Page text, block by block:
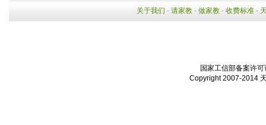
关于我们 - 请家教- 做家教- 收费标准-
国家工信部备案许
Copyright 2007-2014